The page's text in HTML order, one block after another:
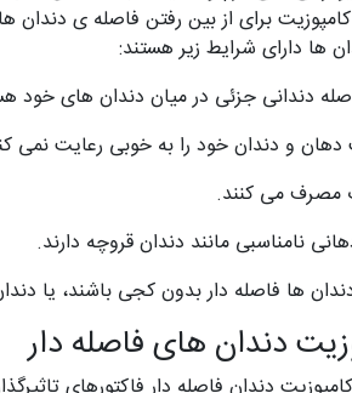
برای از بین رفتن فاصله ی دندان
ها دارای شرایط زیر هستند:
دندانی جزئی در میان دندان های خود
دهان و دندان خود را به خوبی رعایت نمی
مصرف می کنند.
نامناسبی مانند دندان قروچه دارند.
دندان ها فاصله دار بدون کجی باشند، یا
دندان های فاصله دار